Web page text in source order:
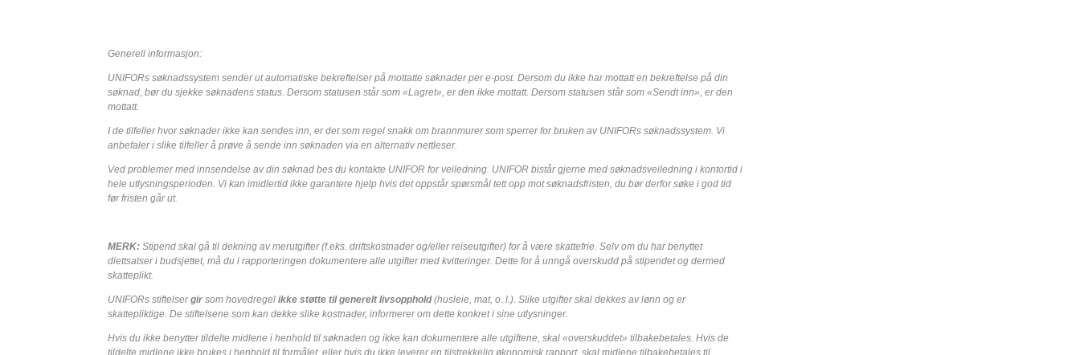
Generell informasjon:
UNIFORs søknadssystem sender ut automatiske bekreftelser på mottatte søknader per e-post.Dersom du ikke har mottatt en bekreftelse på din
søknad, bør du sjekke søknadens status. Dersom statusen står som «Lagret», er den ikke mottatt. Dersom statusen står som «Sendt inn», er den
mottatt.
I de tilfeller hvor søknader ikke kan sendes inn, er det som regel snakk om brannmurer som sperrer for bruken av UNIFORs søknadssystem. Vi
anbefaler i slike tilfeller å prøve å sende inn søknaden via en alternativ nettleser.
Ved problemer med innsendelse av din søknad bes du kontakte UNIFOR for veiledning. UNIFOR bistår gjerne med søknadsveiledning i kontortid i
hele utlysningsperioden. Vi kan imidlertid ikke garantere hjelp hvis det oppstår spørsmål tett opp mot søknadsfristen, du bør derfor søke i god tid
før fristen går ut.
MERK: Stipend skal gå til dekning av merutgifter (f.eks. driftskostnader og/eller reiseutgifter) for å være skattefrie. Selv om du har benyttet
diettsatser i budsjettet, må du i rapporteringen dokumentere alle utgifter med kvitteringer. Dette for å unngå overskudd på stipendet og dermed
skatteplikt.
UNIFORs stiftelsergir som hovedregelikke støtte til generelt livsopphold(husleie, mat, o. l.). Slike utgifter skal dekkes av lønn og er
skattepliktige. De stiftelsene som kan dekke slike kostnader, informerer om dette konkret i sine utlysninger.
Hvis du ikke benytter tildelte midlene i henhold til søknaden og ikke kan dokumentere alle utgiftene, skal «overskuddet» tilbakebetales. Hvis de
tildelte midlene ikke brukes i henhold til formålet, eller hvis du ikke leverer en tilstrekkelig økonomisk rapport, skal midlene tilbakebetales til